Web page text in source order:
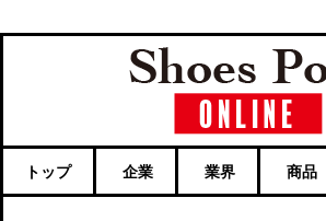
トップ 企業 業界 商品